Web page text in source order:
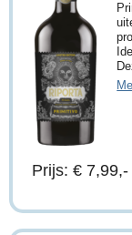
Prijs: € 7,99,-